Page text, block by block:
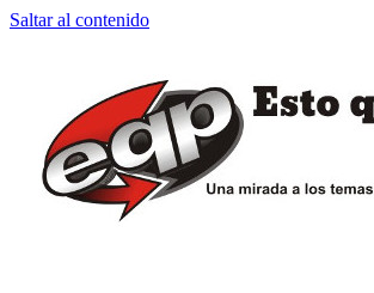
Saltar al contenido